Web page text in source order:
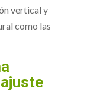
vertical y
como las